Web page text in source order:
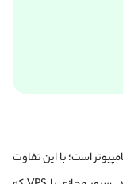
است؛ با این تفاوت